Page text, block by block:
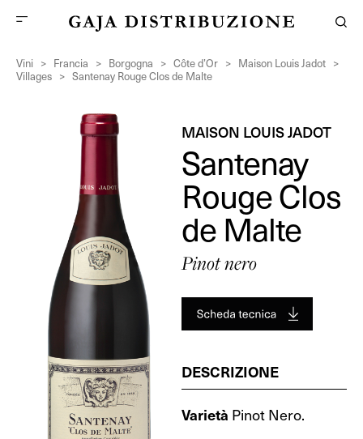
Vini > Francia > Borgogna > Côte d’Or > Maison Louis Jadot >
Villages > Santenay Rouge Clos de Malte
MAISON LOUIS JADOT
Santenay
Rouge Clos
de Malte
Pinot nero
DESCRIZIONE
Varietà Pinot Nero.